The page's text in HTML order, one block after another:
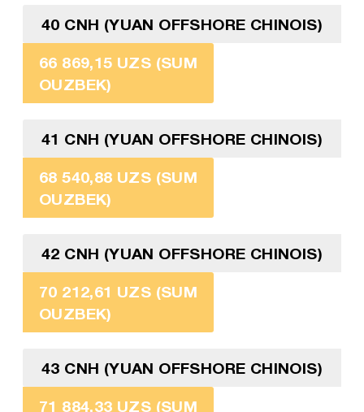
40 CNH (YUAN OFFSHORE CHINOIS)
66 869,15 UZS (SUM
OUZBEK)
41 CNH (YUAN OFFSHORE CHINOIS)
68 540,88 UZS (SUM
OUZBEK)
42 CNH (YUAN OFFSHORE CHINOIS)
70 212,61 UZS (SUM
OUZBEK)
43 CNH (YUAN OFFSHORE CHINOIS)
71 884,33 UZS (SUM